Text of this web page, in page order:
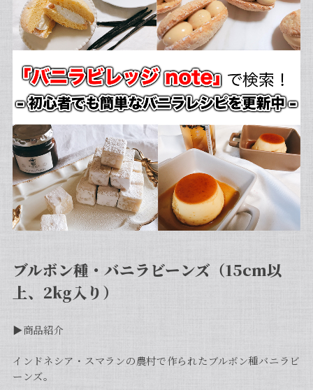
ブルボン種・バニラビーンズ（15cm以
上、2kg入り）
▶︎商品紹介
インドネシア・スマランの農村で作られたブルボン種バニラビ
ーンズ。